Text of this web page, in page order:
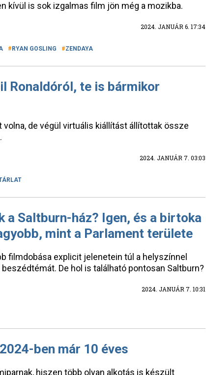
kívül is sok izgalmas film jön még a mozikba.
2024. JANUÁR 6. 17:34
RYAN GOSLING ZENDAYA
Ronaldóról, te is bármikor
de végül virtuális kiállítást állítottak össze
2024. JANUÁR 7. 03:03
a Saltburn-ház? Igen, és a birtoka
mint a Parlament területe
filmdobása explicit jelenetein túl a helyszínnel
De hol is található pontosan Saltburn?
2024. JANUÁR 7. 10:31
ben már 10 éves
hiszen több olyan alkotás is készült